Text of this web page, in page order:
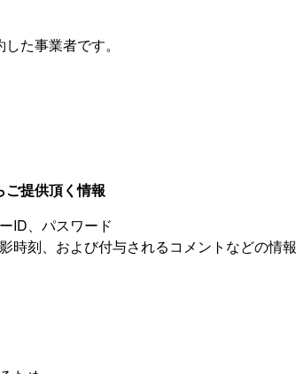
た事業者です。
提供頂く情報
ID、パスワード
時刻、および付与されるコメントなどの情報